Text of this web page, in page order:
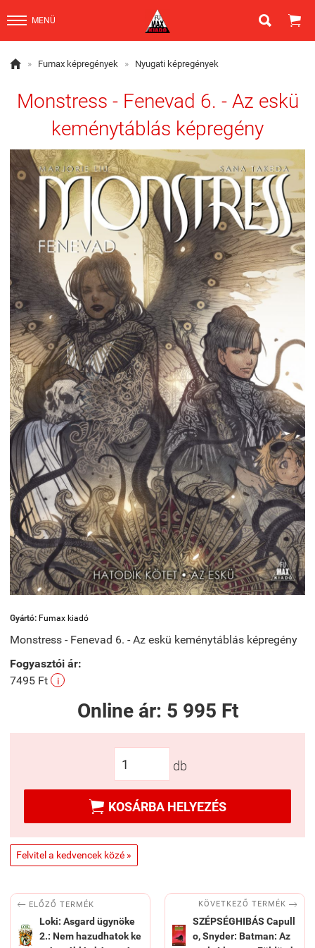
MENÜ  
 » Fumax képregények » Nyugati képregények
Monstress - Fenevad 6. - Az eskü
keménytáblás képregény
Gyártó: Fumax kiadó
Monstress - Fenevad 6. - Az eskü keménytáblás képregény
Fogyasztói ár:
7495 Ft
i
Online ár: 5 995 Ft
db
 KOSÁRBA HELYEZÉS
Felvitel a kedvencek közé »
 ELŐZŐ TERMÉK
Loki: Asgard ügynöke
2.: Nem hazudhatok ke
KÖVETKEZŐ TERMÉK 
SZÉPSÉGHIBÁS Capull
o, Snyder: Batman: Az